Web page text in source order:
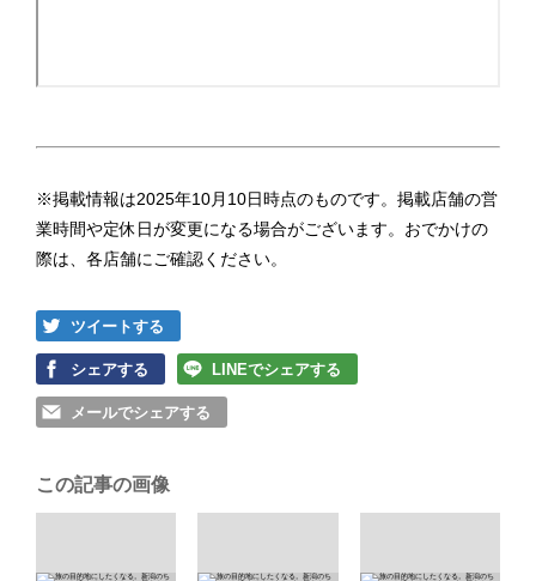
※掲載情報は2025年10月10日時点のものです。掲載店舗の営
業時間や定休日が変更になる場合がございます。おでかけの
際は、各店舗にご確認ください。
ツイートする
シェアする LINEでシェアする
メールでシェアする
この記事の画像